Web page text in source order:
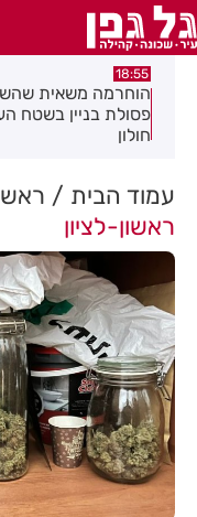
18:55
הוחרמה משאית
פסולת בניין בשטח
חולון
עמוד הבית
ראשון-לציון